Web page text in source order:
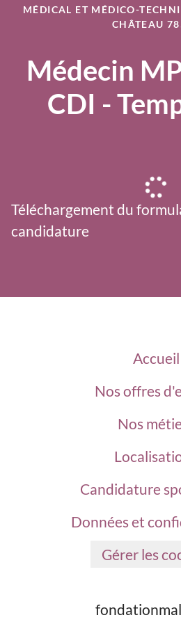
MÉDICAL ET MÉDICO-
CHÂTEAU
Médecin
CDI -
Téléchargement du
candidature
Accueil
Nos offres
Nos
Candidature
Données et
Gérer les